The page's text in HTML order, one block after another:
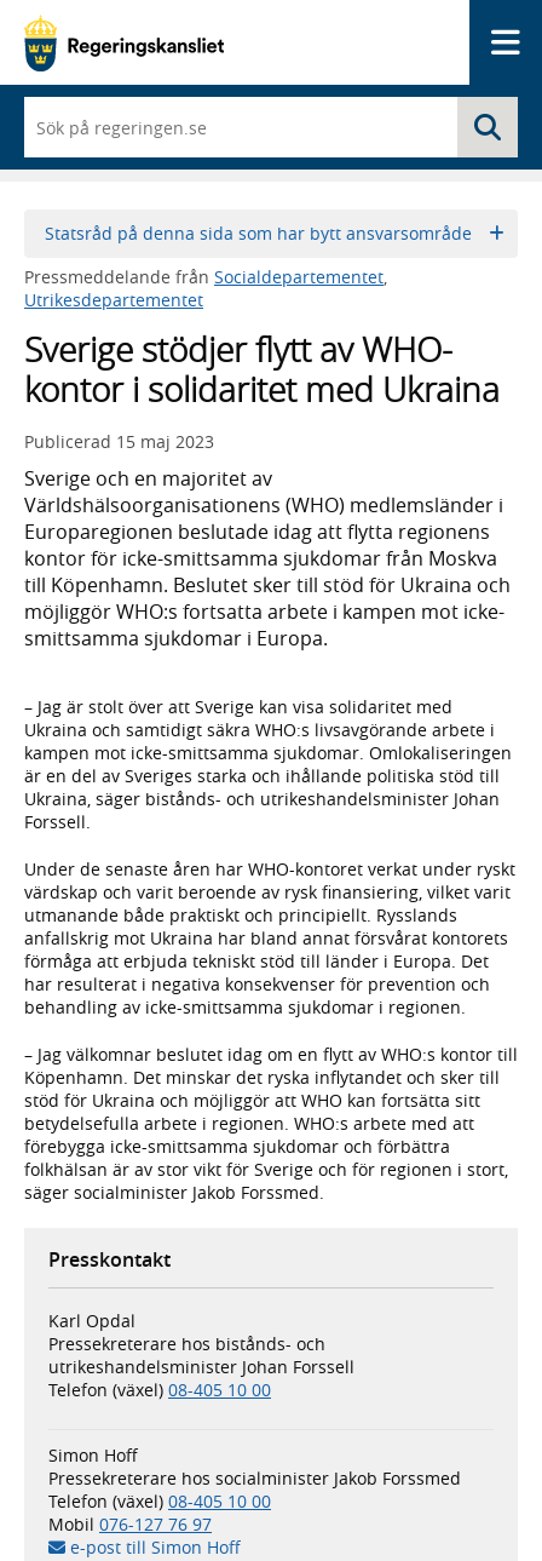
du
börjar
skriva
framträder
lista
med
sökförslag
Statsråd på denna sida som har bytt ansvarsområde
Pressmeddelande från Socialdepartementet
Utrikesdepartementet
Sverige stödjer flytt av WHO-
kontor i solidaritet med Ukraina
Publicerad 15 maj 2023
Sverige och en majoritet av
Världshälsoorganisationens (WHO) medlemsländer i
Europaregionen beslutade idag att flytta regionens
kontor för icke-smittsamma sjukdomar från Moskva
till Köpenhamn. Beslutet sker till stöd för Ukraina och
möjliggör WHO:s fortsatta arbete i kampen mot icke-
smittsamma sjukdomar i Europa.
– Jag är stolt över att Sverige kan visa solidaritet med
Ukraina och samtidigt säkra WHO:s livsavgörande arbete i
kampen mot icke-smittsamma sjukdomar. Omlokaliseringen
är en del av Sveriges starka och ihållande politiska stöd till
Ukraina, säger bistånds- och utrikeshandelsminister Johan
Forssell.
Under de senaste åren har WHO-kontoret verkat under ryskt
värdskap och varit beroende av rysk finansiering, vilket varit
utmanande både praktiskt och principiellt. Rysslands
anfallskrig mot Ukraina har bland annat försvårat kontorets
förmåga att erbjuda tekniskt stöd till länder i Europa. Det
har resulterat i negativa konsekvenser för prevention och
behandling av icke-smittsamma sjukdomar i regionen.
– Jag välkomnar beslutet idag om en flytt av WHO:s kontor till
Köpenhamn. Det minskar det ryska inflytandet och sker till
stöd för Ukraina och möjliggör att WHO kan fortsätta sitt
betydelsefulla arbete i regionen. WHO:s arbete med att
förebygga icke-smittsamma sjukdomar och förbättra
folkhälsan är av stor vikt för Sverige och för regionen i stort,
säger socialminister Jakob Forssmed.
Presskontakt
Karl Opdal
Pressekreterare hos bistånds- och
utrikeshandelsminister Johan Forssell
Telefon (växel) 08-405 10 00
Simon Hoff
Pressekreterare hos socialminister Jakob Forssmed
Telefon (växel) 08-405 10 00
Mobil 076-127 76 97
e-post till Simon Hoff